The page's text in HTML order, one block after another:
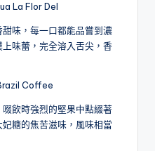
La Flor Del
味，每一口都能品嘗到濃
味蕾，完全溶入舌尖，香
Coffee
飲時強烈的堅果中點綴著
糖的焦苦滋味，風味相當